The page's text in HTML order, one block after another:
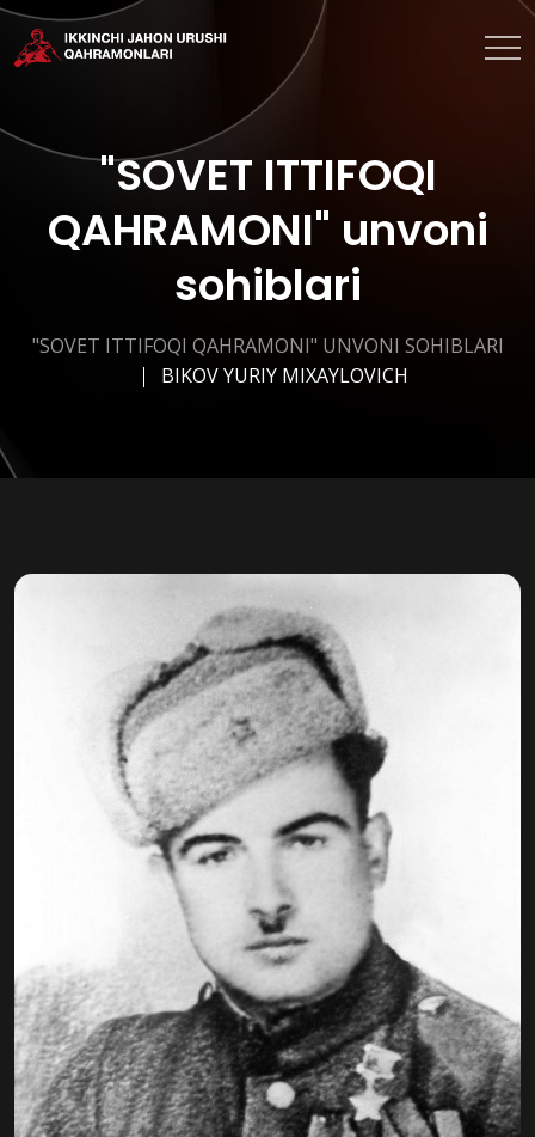
"SOVET ITTIFOQI
QAHRAMONI" unvoni
sohiblari
"SOVET ITTIFOQI QAHRAMONI" UNVONI SOHIBLARI
BIKOV YURIY MIXAYLOVICH